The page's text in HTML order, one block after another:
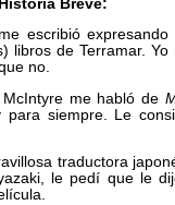
Historia Breve:
escribió
libros de Terramar.
no.
me habló de
siempre. Le
traductora
le pedí que le